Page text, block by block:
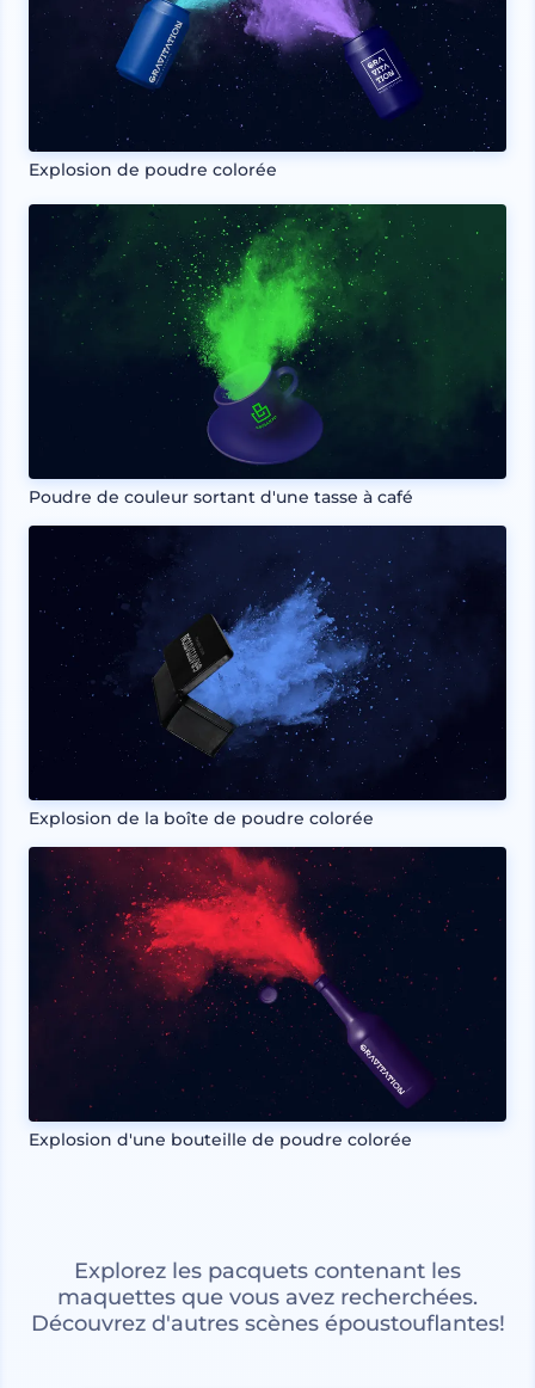
Explosion de poudre colorée
Poudre de couleur sortant d'une tasse à café
Explosion de la boîte de poudre colorée
Explosion d'une bouteille de poudre colorée
Explorez les pacquets contenant les
maquettes que vous avez recherchées.
Découvrez d'autres scènes époustouflantes!